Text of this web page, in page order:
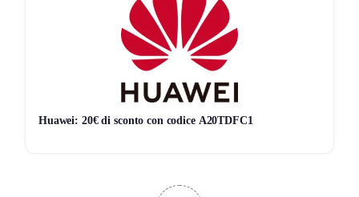
Huawei: 20€ di sconto con codice A20TDFC1